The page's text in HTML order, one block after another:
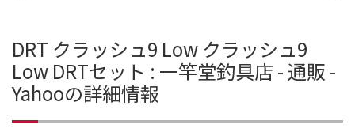
DRT クラッシュ9 Low クラッシュ9
Low DRTセット : 一竿堂釣具店 - 通販 -
Yahooの詳細情報